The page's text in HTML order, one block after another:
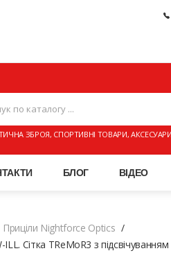
ЗБРОЯ, СПОРТИВНІ ТОВАРИ,
БЛОГ ВІДЕО
Приціли Nightforce Optics
Сітка TReMoR3 з підсвічуванням